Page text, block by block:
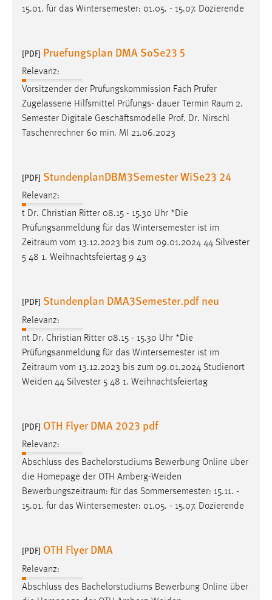
15.01. für das Wintersemester: 01.05. - 15.07. Dozierende
[PDF] Pruefungsplan DMA SoSe23 5
Relevanz:
Vorsitzender der Prüfungskommission Fach Prüfer
Zugelassene Hilfsmittel Prüfungs- dauer Termin Raum 2.
Semester Digitale Geschäftsmodelle Prof. Dr. Nirschl
Taschenrechner 60 min. MI 21.06.2023
[PDF] StundenplanDBM3Semester WiSe23 24
Relevanz:
t Dr. Christian Ritter 08.15 - 15.30 Uhr *Die
Prüfungsanmeldung für das Wintersemester ist im
Zeitraum vom 13.12.2023 bis zum 09.01.2024 44 Silvester
5 48 1. Weihnachtsfeiertag 9 43
[PDF] Stundenplan DMA3Semester.pdf neu
Relevanz:
nt Dr. Christian Ritter 08.15 - 15.30 Uhr *Die
Prüfungsanmeldung für das Wintersemester ist im
Zeitraum vom 13.12.2023 bis zum 09.01.2024 Studienort
Weiden 44 Silvester 5 48 1. Weihnachtsfeiertag
[PDF] OTH Flyer DMA 2023 pdf
Relevanz:
Abschluss des Bachelorstudiums Bewerbung Online über
die Homepage der OTH Amberg-Weiden
Bewerbungszeitraum: für das Sommersemester: 15.11. -
15.01. für das Wintersemester: 01.05. - 15.07. Dozierende
[PDF] OTH Flyer DMA
Relevanz:
Abschluss des Bachelorstudiums Bewerbung Online über
Zweck:
Cookie Laufzeit:
3 Monate
Facebook Pixel
_fbp
Anbieter:
Facebook
Zweck:
Conversion-Tracking
EXTERNE MEDIEN
Um Inhalte von Videoplattformen und Social Media
Plattformen anzeigen zu können, werden von diesen
externen Medien Cookies gesetzt.
Vimeo